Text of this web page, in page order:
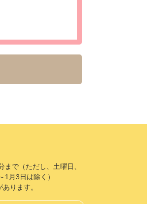
で（ただし、土曜日、
1月3日は除く）
ります。